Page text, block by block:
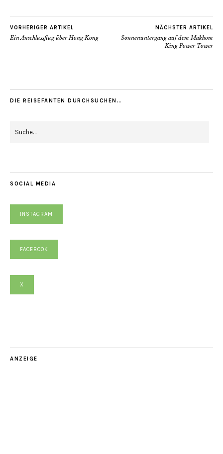
VORHERIGER ARTIKEL
Ein Anschlussflug über Hong Kong
NÄCHSTER ARTIKEL
Sonnenuntergang auf dem Makhom
King Power Tower
DIE REISEFANTEN DURCHSUCHEN…
SOCIAL MEDIA
INSTAGRAM
FACEBOOK
X
ANZEIGE